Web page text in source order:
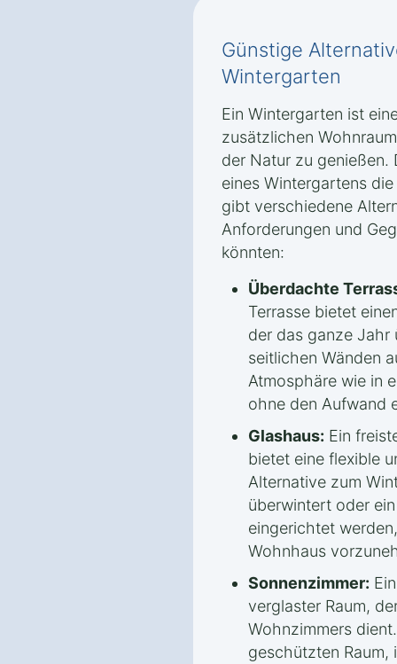
Günstige
Wintergarten
Ein Wintergarten ist
zusätzlichen
der Natur zu genießen.
eines Wintergartens
gibt verschiedene
Anforderungen und
könnten:
Überdachte
Terrasse bietet
der das ganze Jahr
seitlichen Wänden
Atmosphäre wie in
ohne den Aufwand
Glashaus: Ein
bietet eine flexible
Alternative zum
überwintert oder
eingerichtet
Wohnhaus
Sonnenzimmer:
verglaster Raum,
Wohnzimmers
geschützten